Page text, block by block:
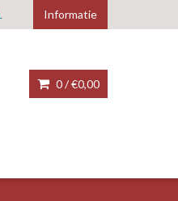
Informatie
0 /€0,00